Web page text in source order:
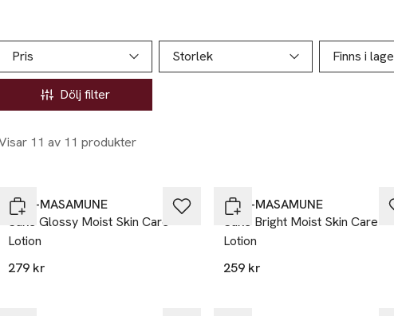
till produktsidan
Pris
Storlek Finns i
Dölj filter
11 av 11 produkter
över produkter
KIKU-MASAMUNE
Sake Glossy Moist Skin Care
Lotion
279 kr
KIKU-MASAMUNE
Sake Bright Moist Skin Care
Lotion
259 kr